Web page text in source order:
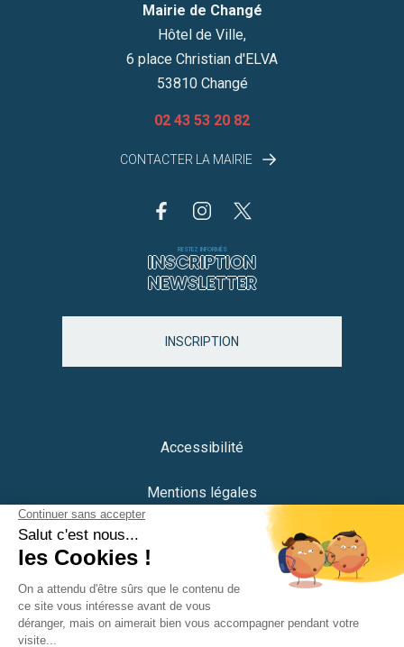
Mairie de Changé
Hôtel de Ville,
6 place Christian d'ELVA
53810 Changé
02 43 53 20 82
CONTACTER LA MAIRIE
RESTEZ INFORMÉS
INSCRIPTION
NEWSLETTER
INSCRIPTION
Accessibilité
Mentions légales
Protection des données
Plan du site
Crédits